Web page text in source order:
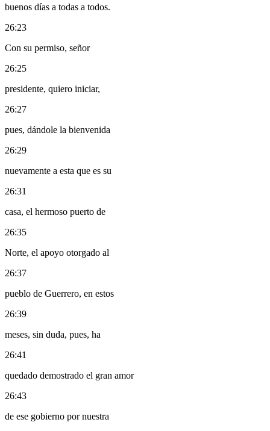
buenos días a todas a todos.
26:23
Con su permiso, señor
26:25
presidente, quiero iniciar,
26:27
pues, dándole la bienvenida
26:29
nuevamente a esta que es su
26:31
casa, el hermoso puerto de
26:35
Norte, el apoyo otorgado al
26:37
pueblo de Guerrero, en estos
26:39
meses, sin duda, pues, ha
26:41
quedado demostrado el gran amor
26:43
de ese gobierno por nuestra